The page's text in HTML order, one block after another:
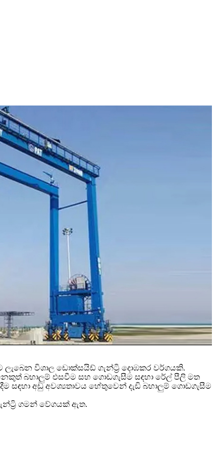
විශාල ඩොක්සයිඩ් ගැන්ට්‍රි දොඹකර වර්ගයකි.
බහාලුම් එසවීම සහ ගොඩගැසීම සඳහා රේල් පීලි මත
අඩු අවශ්‍යතාවය හේතුවෙන් දැඩි බහාලුම් ගොඩගැසීම
ගමන් වේගයක් ඇත.